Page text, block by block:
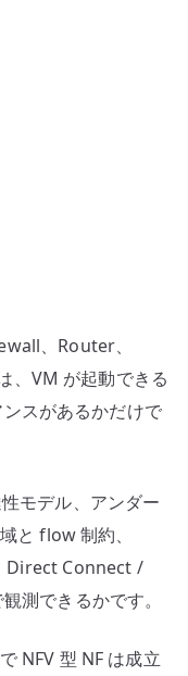
、Router、
、VM が起動できる
スがあるかだけで
モデル、アンダー
と flow 制約、
Direct Connect /
測できるかです。
NFV 型 NF は成立